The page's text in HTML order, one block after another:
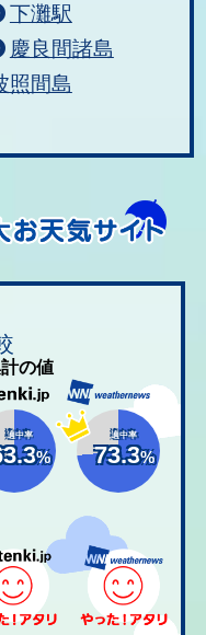
下灘駅
慶良間諸島
照間島
の値
適中率
%
適中率
73.3%